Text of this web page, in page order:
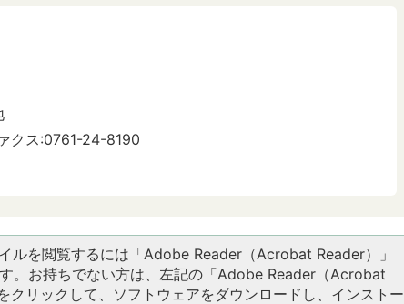
クス:0761-24-8190
ルを閲覧するには「Adobe Reader（Acrobat Reader）」
。お持ちでない方は、左記の「Adobe Reader（Acrobat
クリックして、ソフトウェアをダウンロードし、インストー